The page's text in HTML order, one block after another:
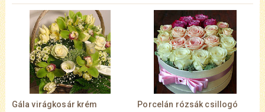
Gála virágkosár krém
Porcelán rózsák csillogó